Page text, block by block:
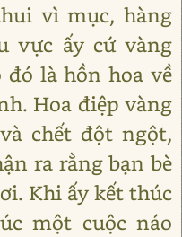
vì mục, hàng
vực ấy cứ vàng
là hồn hoa về
Hoa điệp vàng
chết đột ngột,
ra rằng bạn bè
Khi ấy kết thúc
một cuộc náo